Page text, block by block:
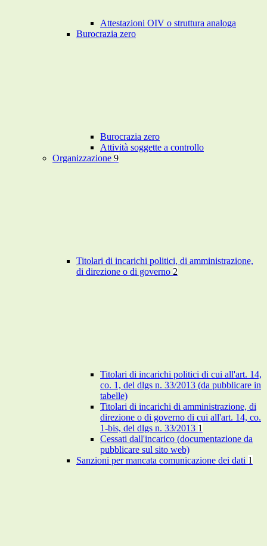
Attestazioni OIV o struttura analoga
Burocrazia zero
Burocrazia zero
Attività soggette a controllo
Organizzazione 9
Titolari di incarichi politici, di amministrazione,
di direzione o di governo 2
Titolari di incarichi politici di cui all'art. 14,
co. 1, del dlgs n. 33/2013 (da pubblicare in
tabelle)
Titolari di incarichi di amministrazione, di
direzione o di governo di cui all'art. 14, co.
1-bis, del dlgs n. 33/2013 1
Cessati dall'incarico (documentazione da
pubblicare sul sito web)
Sanzioni per mancata comunicazione dei dati 1